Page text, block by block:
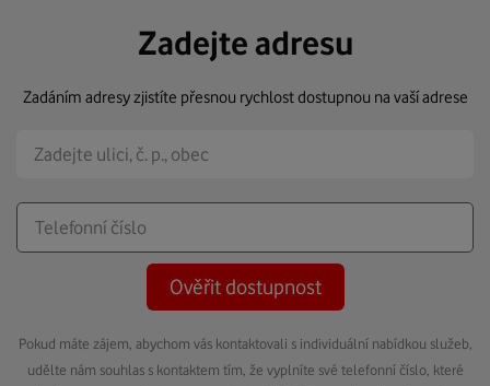
Zadejte adresu
Zadáním adresy zjistíte přesnou rychlost dostupnou na vaší adrese
Ověřit dostupnost
Pokud máte zájem, abychom vás kontaktovali s individuální nabídkou služeb,
udělte nám souhlas s kontaktem tím, že vyplníte své telefonní číslo, které